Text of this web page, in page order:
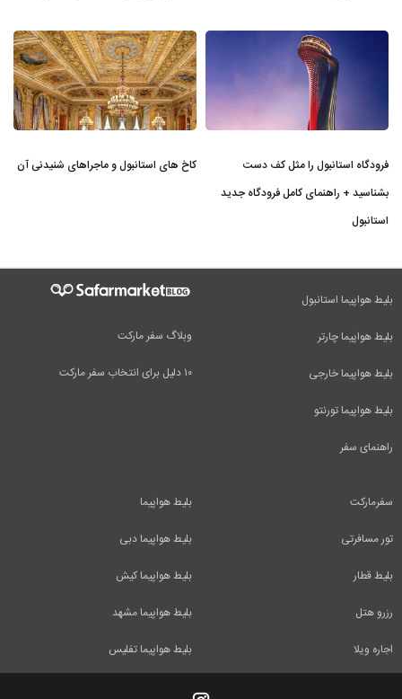
فرودگاه استانبول را مثل کف دست
بشناسید + راهنمای کامل فرودگاه جدید
استانبول
کاخ های استانبول و ماجراهای شنیدنی آن
وبلاگ سفر مارکت
۱۰ دلیل برای انتخاب سفر مارکت
بلیط هواپیما استانبول
بلیط هواپیما چارتر
بلیط هواپیما خارجی
بلیط هواپیما تورنتو
راهنمای سفر
بلیط هواپیما
بلیط هواپیما دبی
بلیط هواپیما کیش
بلیط هواپیما مشهد
بلیط هواپیما تفلیس
سفرمارکت
تور مسافرتی
بلیط قطار
رزرو هتل
اجاره ویلا